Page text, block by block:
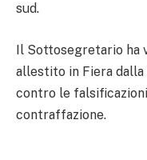
sud.
Il Sottosegretario ha
allestito in Fiera dalla
contro le
contraffazione.